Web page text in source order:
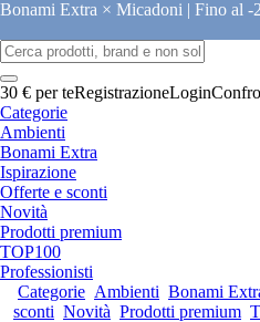
Bonami Extra × Micadoni | Fino al -
30 € per teRegistrazioneLogin
Categorie
Ambienti
Bonami Extra
Ispirazione
Offerte e sconti
Novità
Prodotti premium
TOP100
Professionisti
Categorie Ambienti Bonami
sconti Novità Prodotti premium